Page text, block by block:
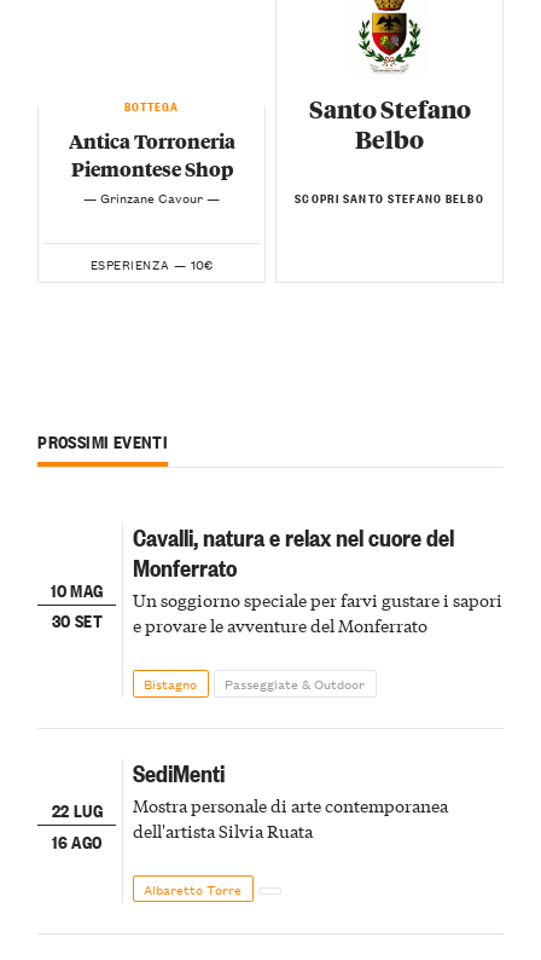
BOTTEGA
Antica Torroneria
Piemontese Shop
— Grinzane Cavour —
ESPERIENZA — 10€
Santo Stefano
Belbo
SCOPRI SANTO STEFANO BELBO
PROSSIMI EVENTI
10 MAG
30 SET
Cavalli, natura e relax nel cuore del
Monferrato
Un soggiorno speciale per farvi gustare i sapori
e provare le avventure del Monferrato
Bistagno Passeggiate & Outdoor
22 LUG
16 AGO
SediMenti
Mostra personale di arte contemporanea
dell'artista Silvia Ruata
Albaretto Torre